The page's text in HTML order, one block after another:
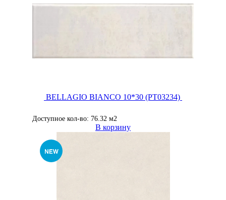
BELLAGIO BIANCO 10*30 (PT03234)
Доступное кол-во: 76.32 м2
В корзину